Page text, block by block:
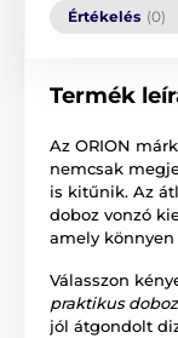
Értékelés (0)
Termék
Az ORION
nemcsak
is kitűnik. Az
doboz vonzó
amely
Válasszon
praktikus
jól átgondolt